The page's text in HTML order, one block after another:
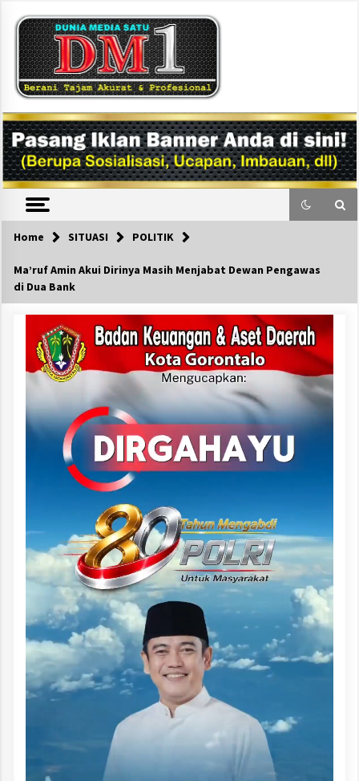
content
DM1
Home SITUASI POLITIK
Ma’ruf Amin Akui Dirinya Masih Menjabat Dewan Pengawas
di Dua Bank